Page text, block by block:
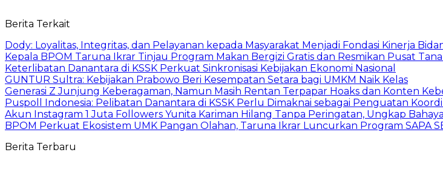
Berita Terkait
Dody: Loyalitas, Integritas, dan Pelayanan kepada Masyarakat Menjadi Fondasi Kinerja
Kepala BPOM Taruna Ikrar Tinjau Program Makan Bergizi Gratis dan Resmikan Pusat
Keterlibatan Danantara di KSSK Perkuat Sinkronisasi Kebijakan Ekonomi Nasional
GUNTUR Sultra: Kebijakan Prabowo Beri Kesempatan Setara bagi UMKM Naik Kelas
Generasi Z Junjung Keberagaman, Namun Masih Rentan Terpapar Hoaks dan Konten
Puspoll Indonesia: Pelibatan Danantara di KSSK Perlu Dimaknai sebagai Penguatan
Akun Instagram 1 Juta Followers Yunita Kariman Hilang Tanpa Peringatan, Ungkap
BPOM Perkuat Ekosistem UMK Pangan Olahan, Taruna Ikrar Luncurkan Program SAPA
Berita Terbaru